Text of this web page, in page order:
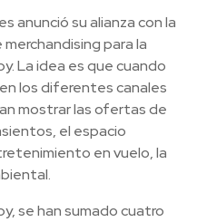
anunció su alianza con la
para la
La idea es que cuando
los diferentes canales
mostrar las ofertas de
el espacio
en vuelo, la
se han sumado cuatro